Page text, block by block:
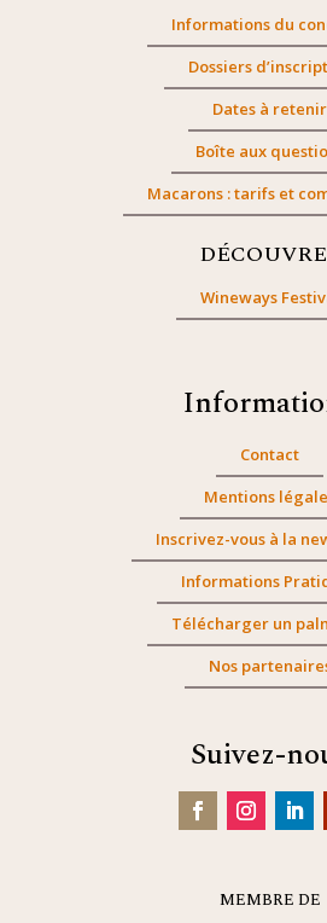
Informations du
Dossiers
Dates à retenir
Boîte aux
Macarons : tarifs et
Wineways
Contact
Mentions
Inscrivez-vous à la
Informations
Télécharger un
Nos
Suivez-
MEMBRE DE